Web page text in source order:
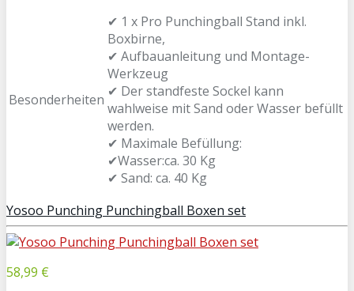
Besonderheiten
✔ 1 x Pro Punchingball Stand inkl.
Boxbirne,
✔ Aufbauanleitung und Montage-
Werkzeug
✔ Der standfeste Sockel kann
wahlweise mit Sand oder Wasser befüllt
werden.
✔ Maximale Befüllung:
✔Wasser:ca. 30 Kg
✔ Sand: ca. 40 Kg
Yosoo Punching Punchingball Boxen set
58,99 €